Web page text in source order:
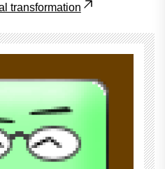
transformation